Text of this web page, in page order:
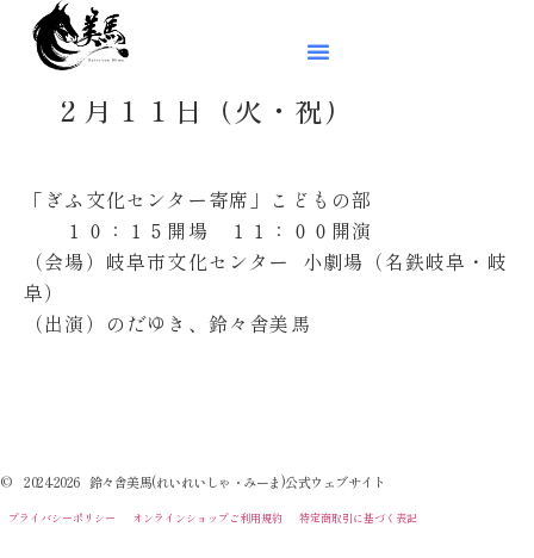
２月１１日（火・祝）
「ぎふ文化センター寄席」こどもの部
１０：１５開場 １１：００開演
（会場）岐阜市文化センター 小劇場（名鉄岐阜・岐
阜）
（出演）のだゆき、鈴々舎美馬
© 2024-2026 鈴々舎美馬(れいれいしゃ・みーま)公式ウェブサイト
プライバシーポリシー オンラインショップご利用規約 特定商取引に基づく表記